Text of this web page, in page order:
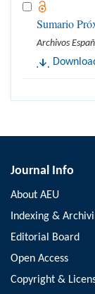
Sumario
Archivos
Journal Info
About AEU
Indexing &
Editorial Board
Open Access
Copyright &